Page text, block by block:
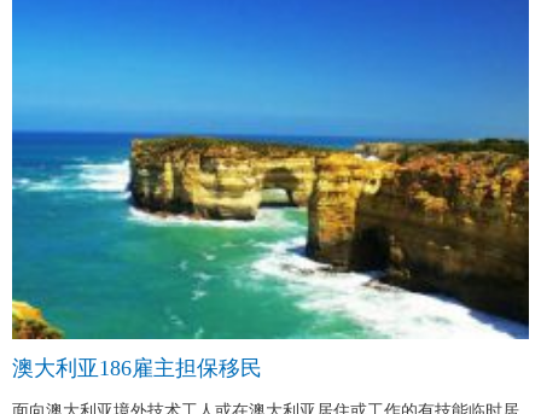
澳大利亚186雇主担保移民